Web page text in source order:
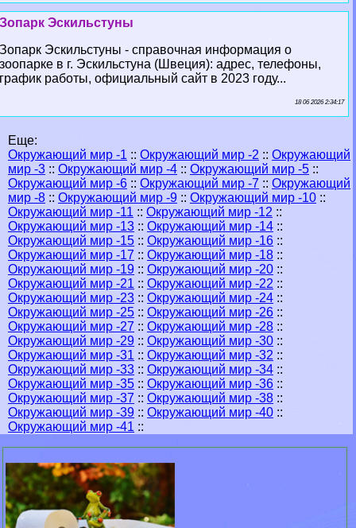
Зопарк Эскильстуны
Зопарк Эскильстуны - справочная информация о
зоопарке в г. Эскильстуна (Швеция): адрес, телефоны,
график работы, официальный сайт в 2023 году...
18 06 2026 2:34:17
Еще:
Окружающий мир -1 :: Окружающий мир -2 :: Окружающий
мир -3 :: Окружающий мир -4 :: Окружающий мир -5 ::
Окружающий мир -6 :: Окружающий мир -7 :: Окружающий
мир -8 :: Окружающий мир -9 :: Окружающий мир -10 ::
Окружающий мир -11 :: Окружающий мир -12 ::
Окружающий мир -13 :: Окружающий мир -14 ::
Окружающий мир -15 :: Окружающий мир -16 ::
Окружающий мир -17 :: Окружающий мир -18 ::
Окружающий мир -19 :: Окружающий мир -20 ::
Окружающий мир -21 :: Окружающий мир -22 ::
Окружающий мир -23 :: Окружающий мир -24 ::
Окружающий мир -25 :: Окружающий мир -26 ::
Окружающий мир -27 :: Окружающий мир -28 ::
Окружающий мир -29 :: Окружающий мир -30 ::
Окружающий мир -31 :: Окружающий мир -32 ::
Окружающий мир -33 :: Окружающий мир -34 ::
Окружающий мир -35 :: Окружающий мир -36 ::
Окружающий мир -37 :: Окружающий мир -38 ::
Окружающий мир -39 :: Окружающий мир -40 ::
Окружающий мир -41 ::